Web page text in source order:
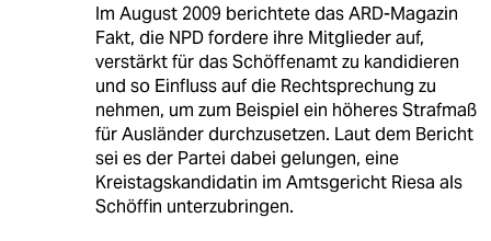
Im August 2009 berichtete das ARD-Magazin
Fakt, die NPD fordere ihre Mitglieder auf,
verstärkt für das Schöffenamt zu kandidieren
und so Einfluss auf die Rechtsprechung zu
nehmen, um zum Beispiel ein höheres Strafmaß
für Ausländer durchzusetzen. Laut dem Bericht
sei es der Partei dabei gelungen, eine
Kreistagskandidatin im Amtsgericht Riesa als
Schöffin unterzubringen.